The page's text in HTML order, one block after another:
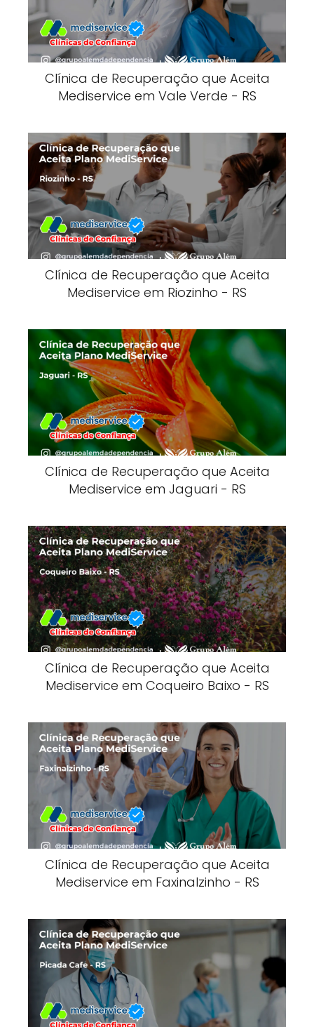
Clínica de Recuperação que Aceita
Mediservice em Vale Verde - RS
Clínica de Recuperação que Aceita
Mediservice em Riozinho - RS
Clínica de Recuperação que Aceita
Mediservice em Jaguari - RS
Clínica de Recuperação que Aceita
Mediservice em Coqueiro Baixo - RS
Clínica de Recuperação que Aceita
Mediservice em Faxinalzinho - RS